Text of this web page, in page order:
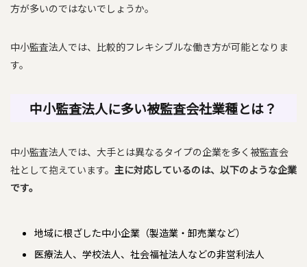
方が多いのではないでしょうか。
中小監査法人では、比較的フレキシブルな働き方が可能となりま
す。
中小監査法人に多い被監査会社業種とは？
中小監査法人では、大手とは異なるタイプの企業を多く被監査会
社として抱えています。 主に対応しているのは、以下のような企業
です。
地域に根ざした中小企業（製造業・卸売業など）
医療法人、学校法人、社会福祉法人などの非営利法人